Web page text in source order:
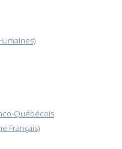
Québécois
Français)